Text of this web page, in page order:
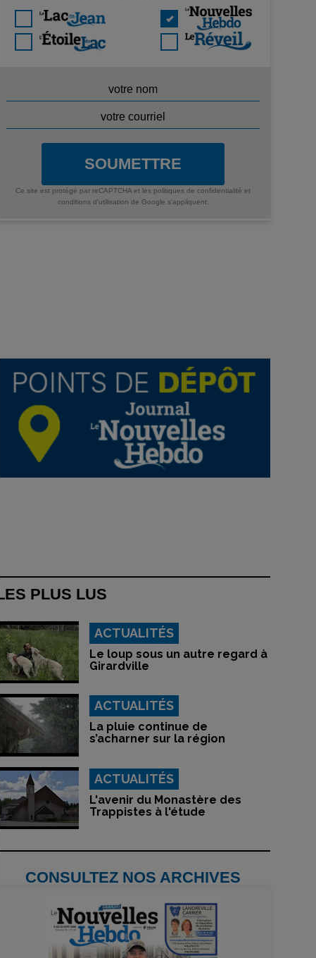
SOUMETTRE
Ce site est protégé par reCAPTCHA et les politiques de confidentialité et
conditions d'utilisation de Google s'appliquent.
PLUS LUS
ACTUALITÉS
Le loup sous un autre regard à
Girardville
ACTUALITÉS
La pluie continue de
s’acharner sur la région
ACTUALITÉS
L'avenir du Monastère des
Trappistes à l'étude
CONSULTEZ NOS ARCHIVES